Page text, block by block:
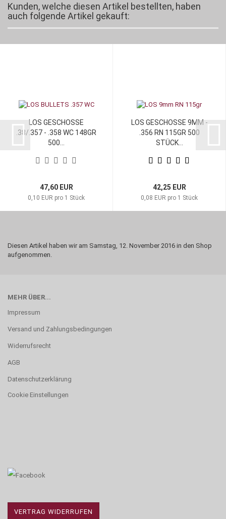
Kunden, welche diesen Artikel bestellten, haben
auch folgende Artikel gekauft:
LOS GESCHOSSE
.38/.357 - .358 WC 148GR
500...
47,60 EUR
0,10 EUR pro 1 Stück
LOS GESCHOSSE 9MM -
.356 RN 115GR 500
STÜCK...
42,25 EUR
0,08 EUR pro 1 Stück
Diesen Artikel haben wir am Samstag, 12. November 2016 in den Shop
aufgenommen.
MEHR ÜBER...
Impressum
Versand und Zahlungsbedingungen
Widerrufsrecht
AGB
Datenschutzerklärung
Cookie Einstellungen
VERTRAG WIDERRUFEN